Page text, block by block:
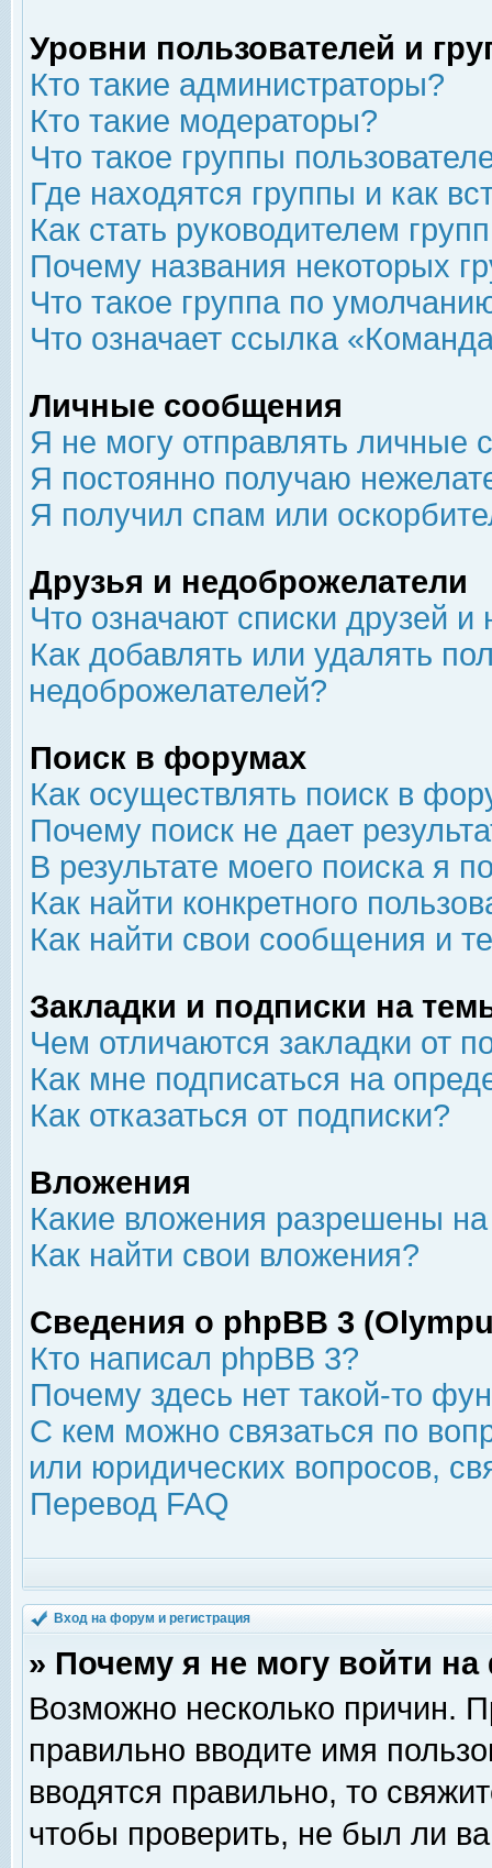
Уровни пользователей и
Кто такие администраторы?
Кто такие модераторы?
Что такое группы
Где находятся группы и как
Как стать руководителем
Почему названия некоторых
Что такое группа по
Что означает ссылка
Личные сообщения
Я не могу отправлять личные
Я постоянно получаю
Я получил спам или
Друзья и недоброжелатели
Что означают списки друзей
Как добавлять или удалять
недоброжелателей?
Поиск в форумах
Как осуществлять поиск в
Почему поиск не дает
В результате моего поиска я
Как найти конкретного
Как найти свои сообщения и
Закладки и подписки на
Чем отличаются закладки от
Как мне подписаться на
Как отказаться от подписки?
Вложения
Какие вложения разрешены
Как найти свои вложения?
Сведения о phpBB 3
Кто написал phpBB 3?
Почему здесь нет такой-то
С кем можно связаться по
или юридических вопросов,
Перевод FAQ
Вход на форум и регистрация
» Почему я не могу войти
Возможно несколько причин.
правильно вводите имя
вводятся правильно, то
чтобы проверить, не был ли